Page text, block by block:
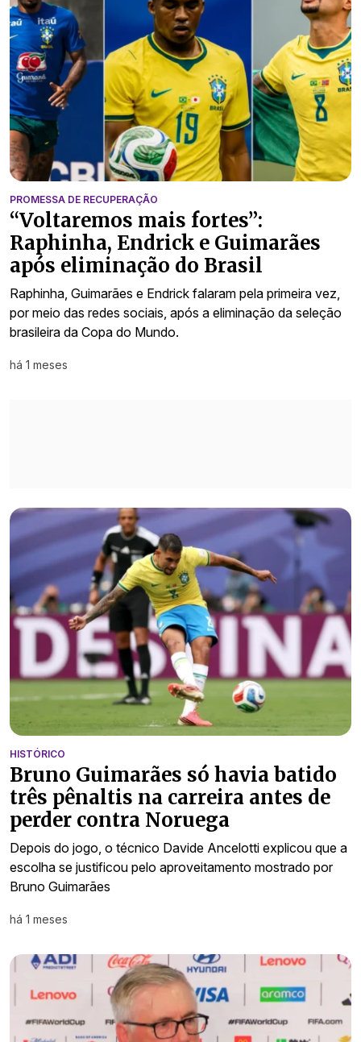
PROMESSA DE RECUPERAÇÃO
“Voltaremos mais fortes”:
Raphinha, Endrick e Guimarães
após eliminação do Brasil
Raphinha, Guimarães e Endrick falaram pela primeira vez,
por meio das redes sociais, após a eliminação da seleção
brasileira da Copa do Mundo.
há 1 meses
HISTÓRICO
Bruno Guimarães só havia batido
três pênaltis na carreira antes de
perder contra Noruega
Depois do jogo, o técnico Davide Ancelotti explicou que a
escolha se justificou pelo aproveitamento mostrado por
Bruno Guimarães
há 1 meses